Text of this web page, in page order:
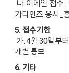
나. 이메일 접수
가디언즈 응시_
5. 접수기한
가. 4월 30일부
개별 통보
6. 기타